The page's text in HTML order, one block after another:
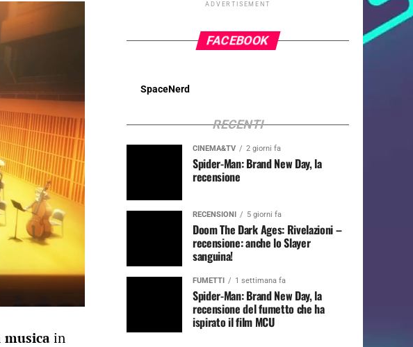
musica in
ADVERTISEMENT
FACEBOOK
SpaceNerd
RECENTI
CINEMA&TV 2 giorni fa
Spider-Man: Brand New Day, la
recensione
RECENSIONI 5 giorni fa
Doom The Dark Ages: Rivelazioni –
recensione: anche lo Slayer
sanguina!
FUMETTI 1 settimana fa
Spider-Man: Brand New Day, la
recensione del fumetto che ha
ispirato il film MCU